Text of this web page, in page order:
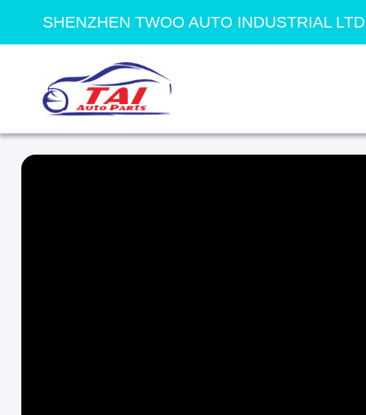
SHENZHEN TWOO AUTO INDUSTRIAL LTD